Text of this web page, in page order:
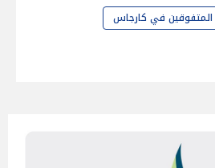
المتفوقين في كارجاس